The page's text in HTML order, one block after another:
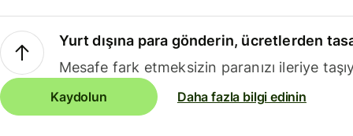
Yurt dışına para gönderin, ücretlerden
Mesafe fark etmeksizin paranızı ileriye
Kaydolun Daha fazla bilgi edinin